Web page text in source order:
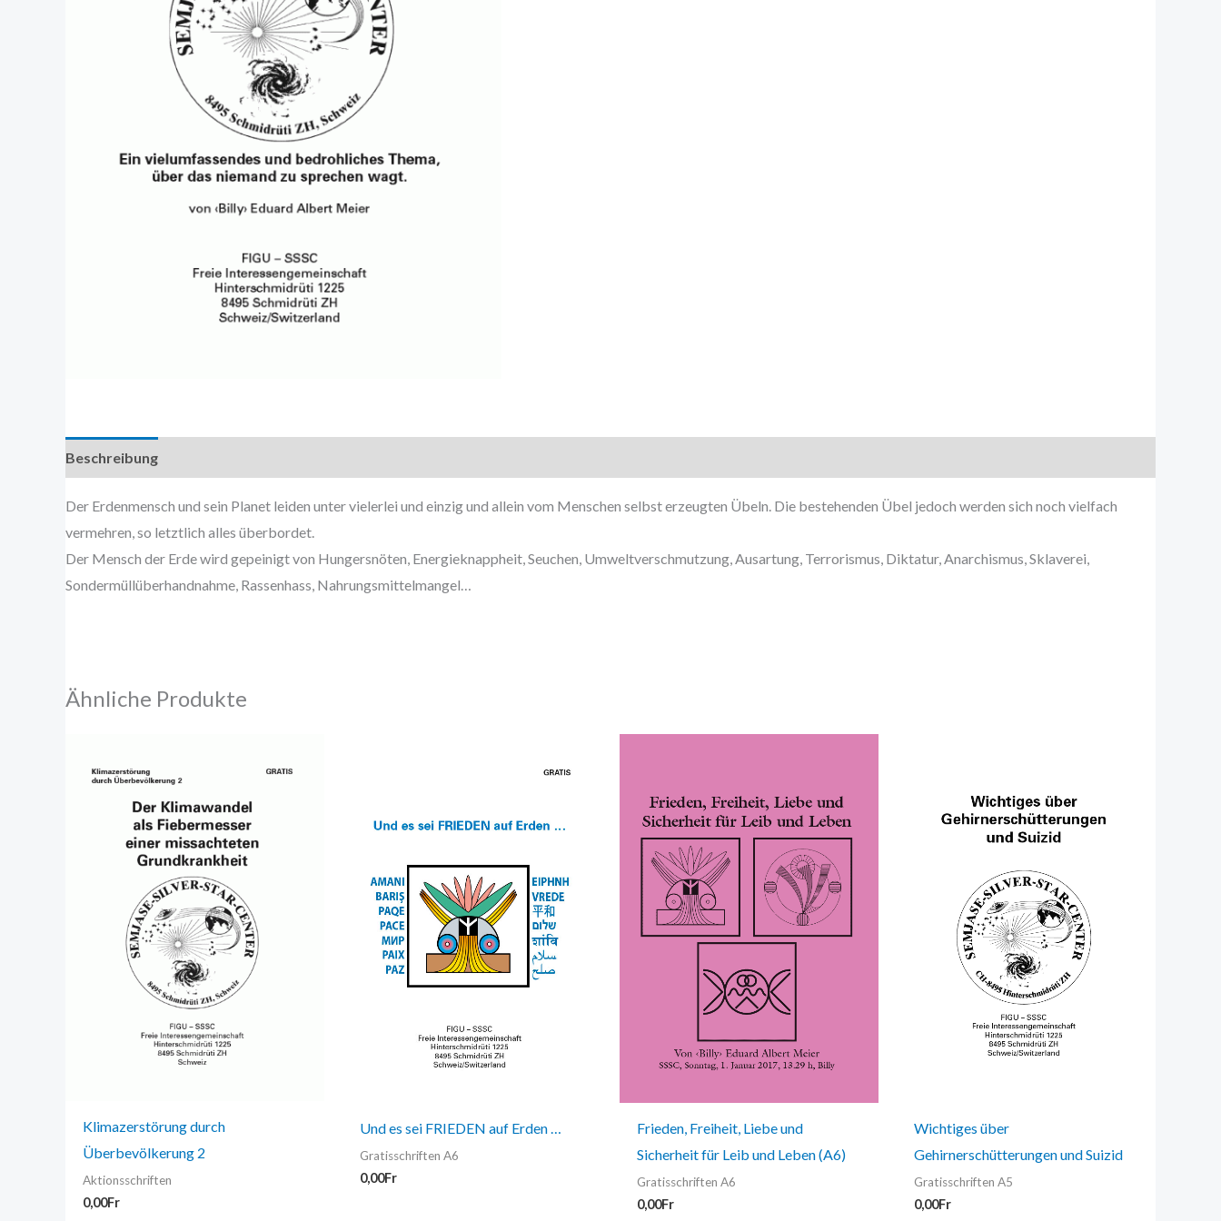
Beschreibung
Der Erdenmensch und sein Planet leiden unter vielerlei und einzig und allein vom Menschen selbst erzeugten Übeln. Die bestehenden Übel jedoch werden sich noch vielfach
vermehren, so letztlich alles überbordet.
Der Mensch der Erde wird gepeinigt von Hungersnöten, Energieknappheit, Seuchen, Umweltverschmutzung, Ausartung, Terrorismus, Diktatur, Anarchismus, Sklaverei,
Sondermüllüberhandnahme, Rassenhass, Nahrungsmittelmangel…
Ähnliche Produkte
Klimazerstörung durch
Überbevölkerung 2
Aktionsschriften
0,00Fr
Und es sei FRIEDEN auf Erden …
Gratisschriften A6
0,00Fr
Frieden, Freiheit, Liebe und
Sicherheit für Leib und Leben (A6)
Gratisschriften A6
0,00Fr
Wichtiges über
Gehirnerschütterungen und Suizid
Gratisschriften A5
0,00Fr